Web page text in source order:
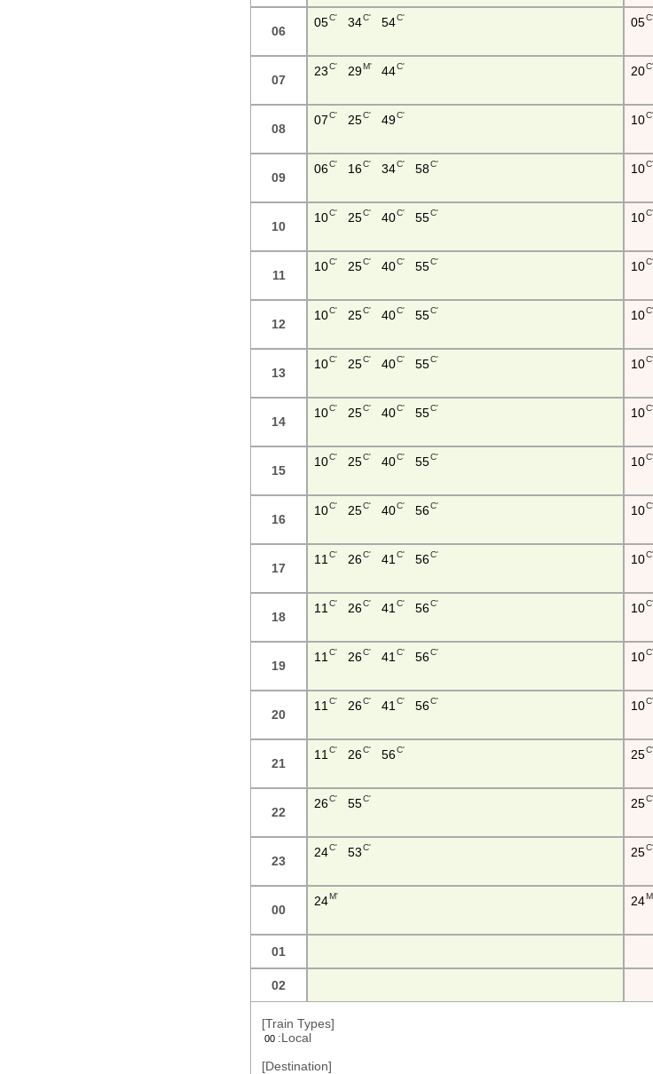
06
05C' 34C' 54C' 05C'
07
23C' 29M' 44C' 20C'
08
07C' 25C' 49C' 10C'
09
06C' 16C' 34C' 58C' 10C'
10
10C' 25C' 40C' 55C' 10C'
11
10C' 25C' 40C' 55C' 10C'
12
10C' 25C' 40C' 55C' 10C'
13
10C' 25C' 40C' 55C' 10C'
14
10C' 25C' 40C' 55C' 10C'
15
10C' 25C' 40C' 55C' 10C'
16
10C' 25C' 40C' 56C' 10C'
17
11 C' 26C' 41 C' 56C' 10C'
18
11 C' 26C' 41 C' 56C' 10C'
19
11 C' 26C' 41 C' 56C' 10C'
20
11 C' 26C' 41 C' 56C' 10C'
21
11 C' 26C' 56C' 25C'
22
26C' 55C' 25C'
23
24C' 53C' 25C'
00
24M' 24
01
02
[Train Types]
00 :Local
[Destination]